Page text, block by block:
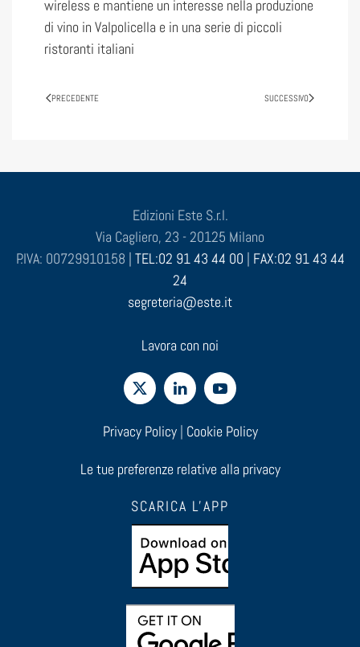
wireless e mantiene un interesse nella produzione
di vino in Valpolicella e in una serie di piccoli
ristoranti italiani
PRECEDENTE SUCCESSIVO
Edizioni Este S.r.l.
Via Cagliero, 23 - 20125 Milano
P.IVA: 00729910158 | TEL:02 91 43 44 00 | FAX:02 91 43 44
24
segreteria@este.it
Lavora con noi
Privacy Policy| Cookie Policy
Le tue preferenze relative alla privacy
SCARICA L'APP